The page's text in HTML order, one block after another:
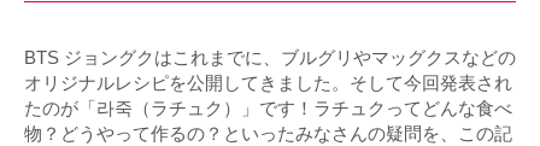
BTS ジョングクはこれまでに、ブルグリやマッグクスなどの
オリジナルレシピを公開してきました。そして今回発表され
たのが「라죽（ラチュク）」です！ラチュクってどんな食べ
物？どうやって作るの？といったみなさんの疑問を、この記